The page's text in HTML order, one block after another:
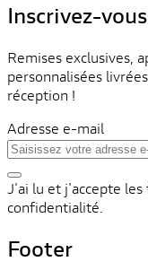
Inscrivez-
Remises exclusives,
personnalisées
réception !
Adresse e-mail
J'ai lu et j'accepte
confidentialité.
Footer